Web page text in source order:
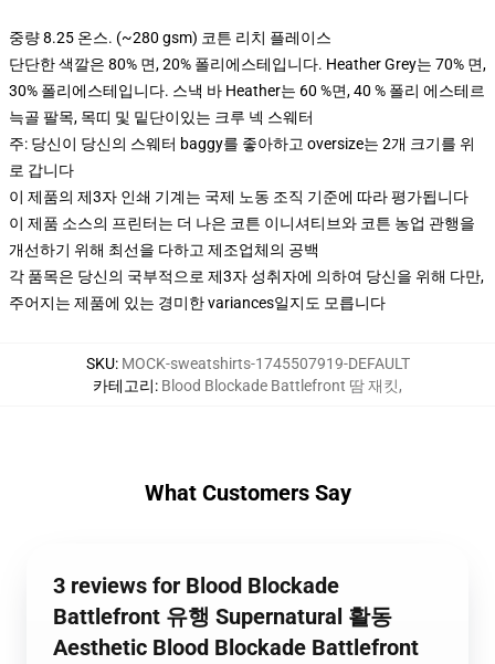
중량 8.25 온스. (~280 gsm) 코튼 리치 플레이스
단단한 색깔은 80% 면, 20% 폴리에스테입니다. Heather Grey는 70% 면,
30% 폴리에스테입니다. 스낵 바 Heather는 60 %면, 40 % 폴리 에스테르
늑골 팔목, 목띠 및 밑단이있는 크루 넥 스웨터
주: 당신이 당신의 스웨터 baggy를 좋아하고 oversize는 2개 크기를 위
로 갑니다
이 제품의 제3자 인쇄 기계는 국제 노동 조직 기준에 따라 평가됩니다
이 제품 소스의 프린터는 더 나은 코튼 이니셔티브와 코튼 농업 관행을
개선하기 위해 최선을 다하고 제조업체의 공백
각 품목은 당신의 국부적으로 제3자 성취자에 의하여 당신을 위해 다만,
주어지는 제품에 있는 경미한 variances일지도 모릅니다
SKU: MOCK-sweatshirts-1745507919-DEFAULT
카테고리: Blood Blockade Battlefront 땀 재킷,
What Customers Say
3 reviews for Blood Blockade
Battlefront 유행 Supernatural 활동
Aesthetic Blood Blockade Battlefront